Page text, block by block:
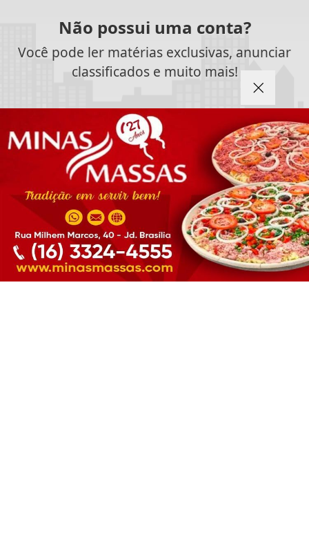
Não possui uma conta?
Você pode ler matérias exclusivas, anunciar
classificados e muito mais!
CRIAR MINHA CONTA
SIGAESPORTE EM AÇÃO NAS REDES SOCIAIS
/ NOTÍCIAS
Termos de Uso e Privacidade
Esse site utiliza cookies para melhorar sua
experiência de navegação. Ao continuar o acesso,
entendemos que você concorda com nossos Termos
de Uso e Privacidade.
PARA MAIS INFORMAÇÕES, ACESSE NOSSOS TERMOS
CLICANDO AQUI
PROSSEGUIR